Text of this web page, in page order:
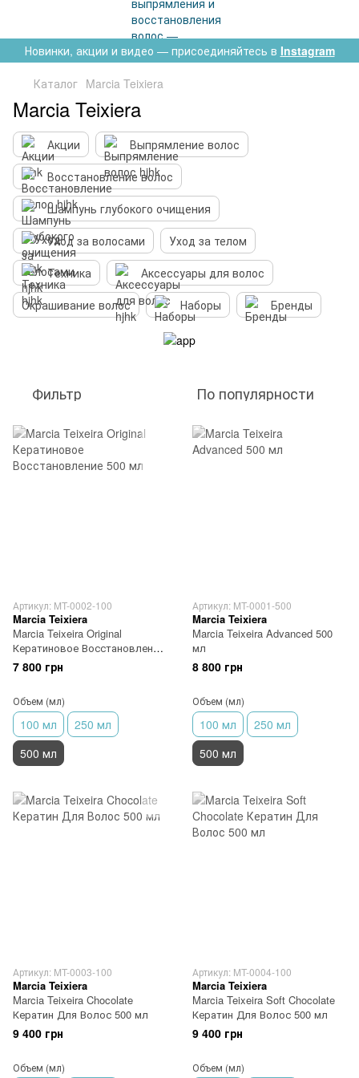
Новинки, акции и видео — присоединяйтесь в Instagram
Каталог Marcia Teixiera
Marcia Teixiera
Акции
Выпрямление волос
Восстановление волос
Шампунь глубокого очищения
Уход за волосами
Уход за телом
Техника
Аксессуары для волос
Окрашивание волос
Наборы Бренды
Фильтр По популярности
Артикул: MT-0002-100
Marcia Teixiera
Marcia Teixeira Original
Кератиновое Восстановление
500 мл
7 800 грн
Объем (мл)
100 мл
250 мл
500 мл
Артикул: MT-0001-500
Marcia Teixiera
Marcia Teixeira Advanced 500
мл
8 800 грн
Объем (мл)
100 мл
250 мл
500 мл
Артикул: MT-0003-100
Marcia Teixiera
Marcia Teixeira Chocolate
Кератин Для Волос 500 мл
9 400 грн
Объем (мл)
Артикул: MT-0004-100
Marcia Teixiera
Marcia Teixeira Soft Chocolate
Кератин Для Волос 500 мл
9 400 грн
Объем (мл)